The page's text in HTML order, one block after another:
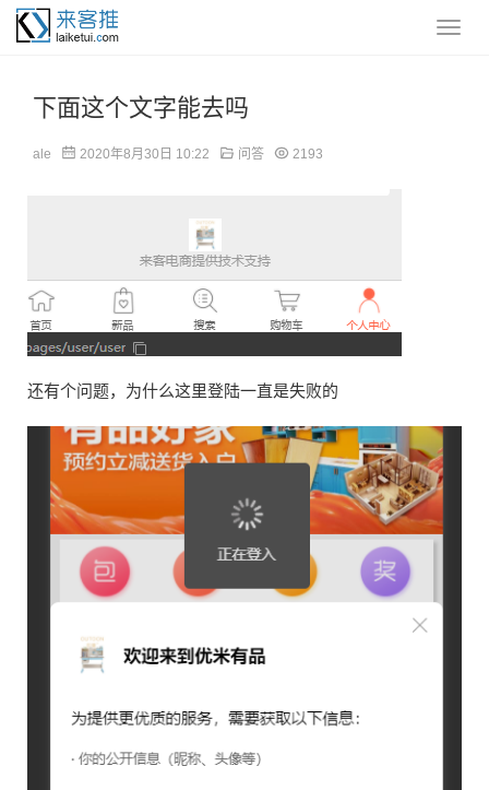
下面这个文字能去吗
ale 2020年8月30日 10:22 问答 2193
还有个问题，为什么这里登陆一直是失败的